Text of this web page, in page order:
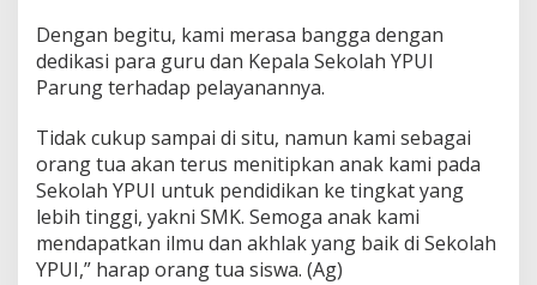
Dengan begitu, kami merasa bangga dengan
dedikasi para guru dan Kepala Sekolah YPUI
Parung terhadap pelayanannya.
Tidak cukup sampai di situ, namun kami sebagai
orang tua akan terus menitipkan anak kami pada
Sekolah YPUI untuk pendidikan ke tingkat yang
lebih tinggi, yakni SMK. Semoga anak kami
mendapatkan ilmu dan akhlak yang baik di Sekolah
YPUI,” harap orang tua siswa. (Ag)